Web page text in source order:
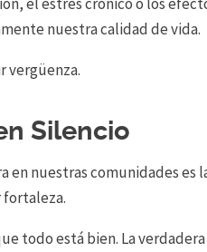
nuestra calidad de vida.
vergüenza.
Silencio
en nuestras comunidades es
fortaleza.
todo está bien. La